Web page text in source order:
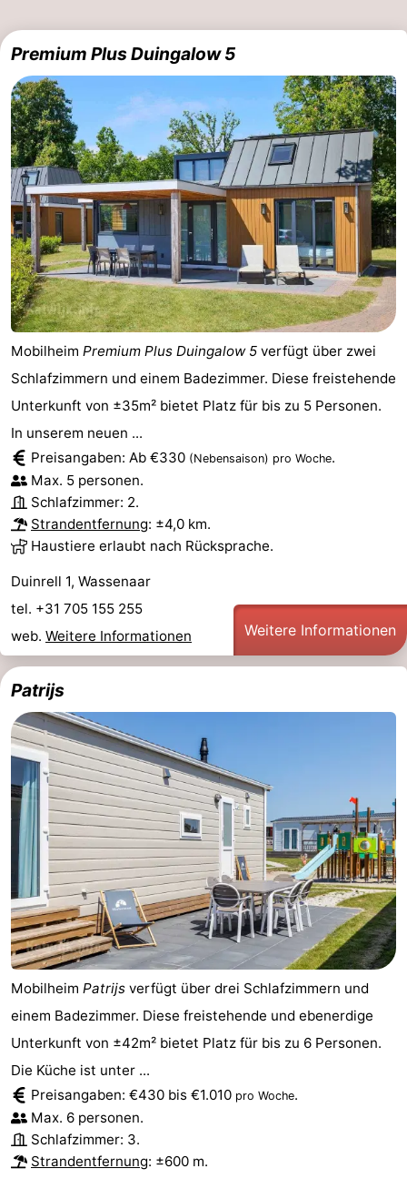
Premium Plus Duingalow 5
Mobilheim Premium Plus Duingalow 5 verfügt über zwei
Schlafzimmern und einem Badezimmer. Diese freistehende
Unterkunft von ±35m² bietet Platz für bis zu 5 Personen.
In unserem neuen ...
Preisangaben: Ab €330 (Nebensaison) pro Woche.
Max. 5 personen.
Schlafzimmer: 2.
Strandentfernung: ±4,0 km.
Haustiere erlaubt nach Rücksprache.
Duinrell 1, Wassenaar
tel. +31 705 155 255
web. Weitere Informationen Weitere Informationen
Patrijs
Mobilheim Patrijs verfügt über drei Schlafzimmern und
einem Badezimmer. Diese freistehende und ebenerdige
Unterkunft von ±42m² bietet Platz für bis zu 6 Personen.
Die Küche ist unter ...
Preisangaben: €430 bis €1.010 pro Woche.
Max. 6 personen.
Schlafzimmer: 3.
Strandentfernung: ±600 m.